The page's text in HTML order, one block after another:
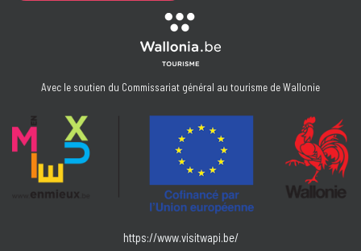
Avec le soutien du Commissariat général au tourisme de Wallonie
https://www.visitwapi.be/